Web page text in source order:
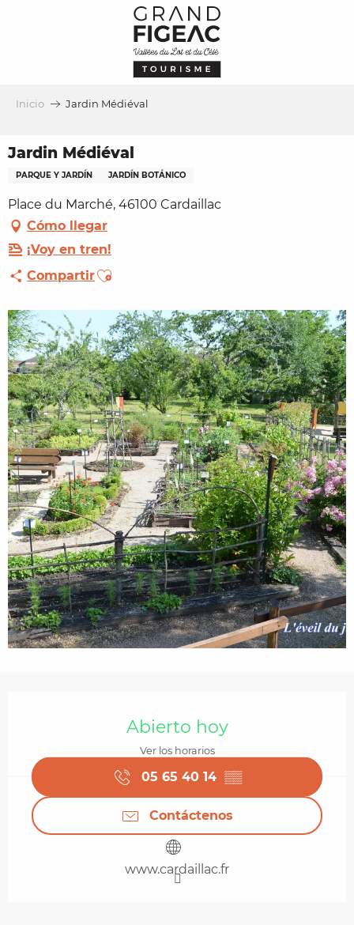
Inicio Jardin Médiéval
Jardin Médiéval
PARQUE Y JARDÍN JARDÍN BOTÁNICO
Place du Marché, 46100 Cardaillac
Cómo llegar
¡Voy en tren!
CompartirAjouter aux favoris
Abierto hoy
Ver los horarios
05 65 40 14 ▒▒
Contáctenos
www.cardaillac.fr